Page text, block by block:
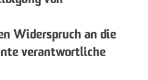
Widerspruch an die
verantwortliche